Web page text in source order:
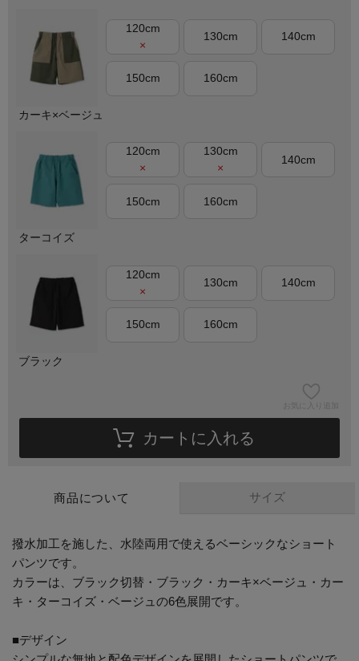
カーキ×ベージュ
120cm
×
130cm 140cm
150cm 160cm
ターコイズ
120cm
×
130cm
×
140cm
150cm 160cm
ブラック
120cm
×
130cm 140cm
150cm 160cm
お気に入り追加
カートに入れる
商品について サイズ
撥水加工を施した、水陸両用で使えるベーシックなショート
パンツです。
カラーは、ブラック切替・ブラック・カーキ×ベージュ・カー
キ・ターコイズ・ベージュの6色展開です。
■デザイン